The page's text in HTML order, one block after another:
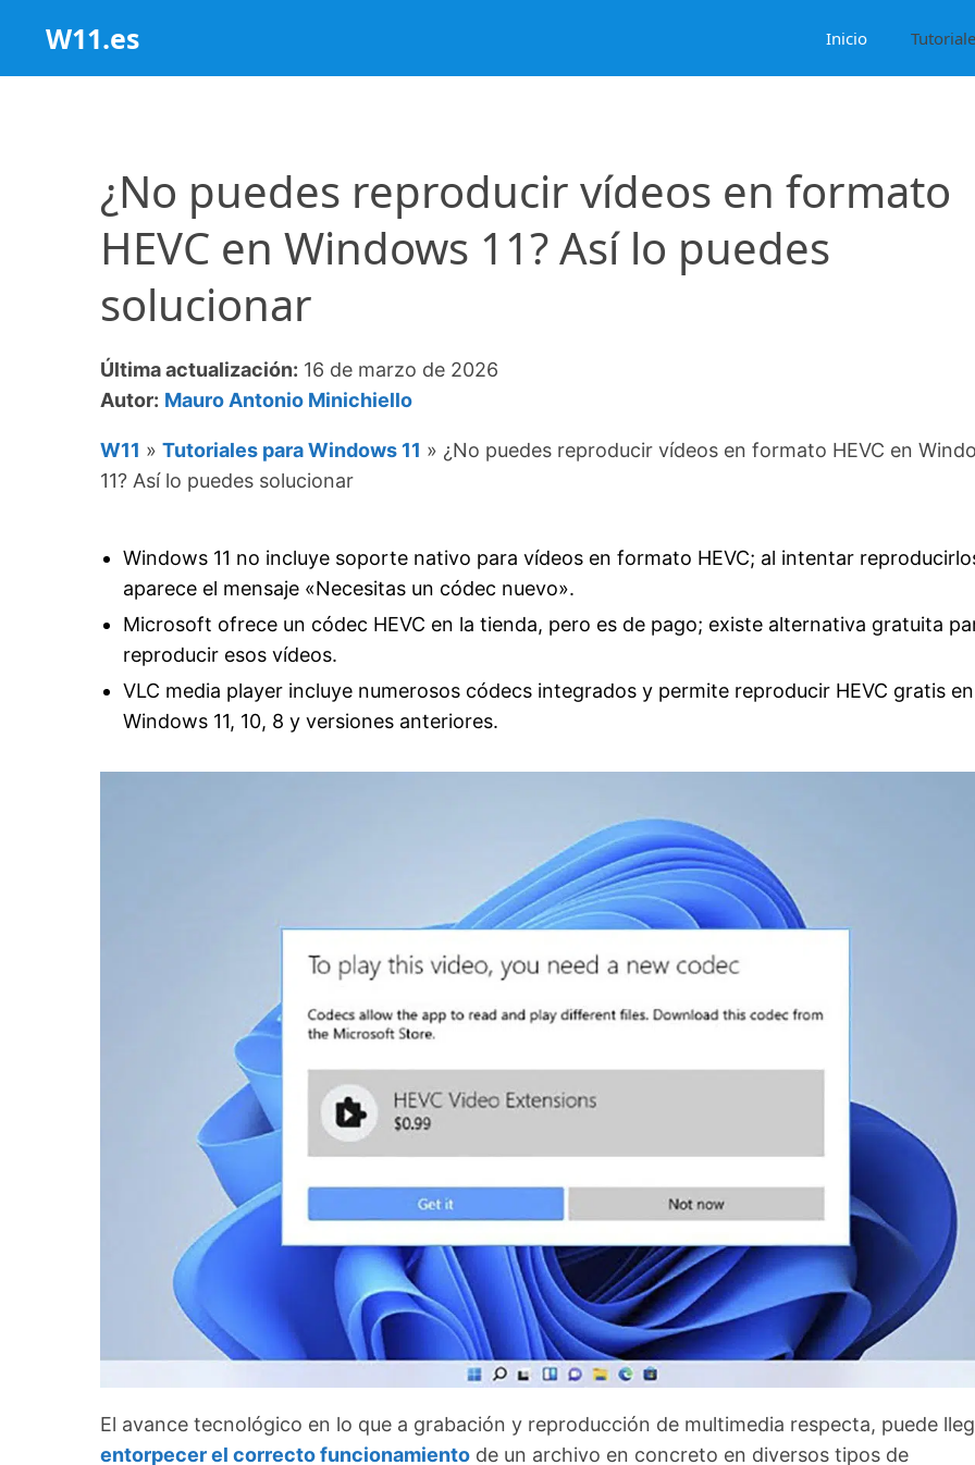
contenido
W11.es Inicio
¿No puedes reproducir vídeos en formato
HEVC en Windows 11? Así lo puedes
solucionar
Última actualización: 16 de marzo de 2026
Autor: Mauro Antonio Minichiello
W11 » Tutoriales para Windows 11 » ¿No puedes reproducir vídeos en formato HEVC en
11? Así lo puedes solucionar
Windows 11 no incluye soporte nativo para vídeos en formato HEVC; al intentar
aparece el mensaje «Necesitas un códec nuevo».
Microsoft ofrece un códec HEVC en la tienda, pero es de pago; existe alternativa gratuita
reproducir esos vídeos.
VLC media player incluye numerosos códecs integrados y permite reproducir HEVC gratis en
Windows 11, 10, 8 y versiones anteriores.
El avance tecnológico en lo que a grabación y reproducción de multimedia respecta, puede
entorpecer el correcto funcionamiento de un archivo en concreto en diversos tipos de